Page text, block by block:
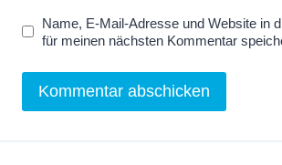
Name, E-Mail-Adresse und Website in
für meinen nächsten Kommentar